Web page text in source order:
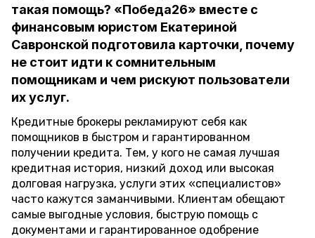
такая помощь? «Победа26» вместе с
финансовым юристом Екатериной
Савронской подготовила карточки, почему
не стоит идти к сомнительным
помощникам и чем рискуют пользователи
их услуг.
Кредитные брокеры рекламируют себя как
помощников в быстром и гарантированном
получении кредита. Тем, у кого не самая лучшая
кредитная история, низкий доход или высокая
долговая нагрузка, услуги этих «специалистов»
часто кажутся заманчивыми. Клиентам обещают
самые выгодные условия, быструю помощь с
документами и гарантированное одобрение